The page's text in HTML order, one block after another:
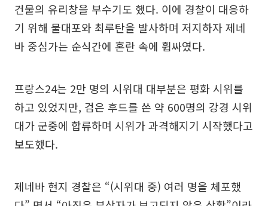
건물의 유리창을 부수기도 했다. 이에 경찰이 대응하
기 위해 물대포와 최루탄을 발사하며 저지하자 제네
바 중심가는 순식간에 혼란 속에 휩싸였다.
프랑스24는 2만 명의 시위대 대부분은 평화 시위를
하고 있었지만, 검은 후드를 쓴 약 600명의 강경 시위
대가 군중에 합류하며 시위가 과격해지기 시작했다고
보도했다.
제네바 현지 경찰은 “(시위대 중) 여러 명을 체포했